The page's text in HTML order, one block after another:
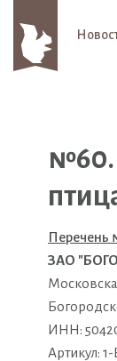
№60.
Перечень
ЗАО
ИНН:
Артикул: